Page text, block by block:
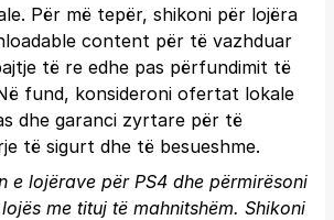
Për më tepër, shikoni për lojëra
content për të vazhduar
të re edhe pas përfundimit të
fund, konsideroni ofertat lokale
dhe garanci zyrtare për të
të sigurt dhe të besueshme.
e lojërave për PS4 dhe përmirësoni
me tituj të mahnitshëm. Shikoni